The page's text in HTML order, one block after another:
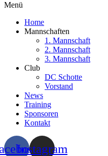
Menü
Home
Mannschaften
1. Mannschaft
2. Mannschaft
3. Mannschaft
Club
DC Schotte
Vorstand
News
Training
Sponsoren
Kontakt
Instagram